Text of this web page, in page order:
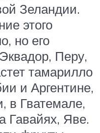
Зеландии.
этого
но его
Перу,
тамарилло
и Аргентине,
в Гватемале,
Гавайях, Яве.